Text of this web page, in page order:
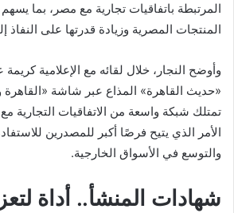
المرتبطة باتفاقيات تجارية مع مصر، بما
المنتجات المصرية وزيادة قدرتها على النفاذ
وأوضح النجار، خلال لقائه مع الإعلامية
«حديث القاهرة» المذاع عبر شاشة
الأمر الذي يتيح فرصًا أكبر للمصدرين
والتوسع في الأسواق الخارجية.
شهادات المنشأ.. أداة